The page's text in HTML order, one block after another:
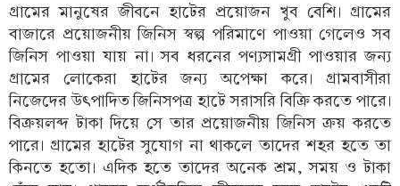
গ্রামের মানুষের জীবনে হাটের প্রয়োজন খুব বেশি। গ্রামের
বাজারে প্রয়োজনীয় জিনিস স্বল্প পরিমাণে পাওয়া গেলেও সব
জিনিস পাওয়া যায় না। সব ধরনের পণ্যসামগ্রী পাওয়ার জন্য
গ্রামের লোকেরা হাটের জন্য অপেক্ষা করে। গ্রামবাসীরা
নিজেদের উৎপাদিত জিনিসপত্র হাটে সরাসরি বিক্রি করতে পারে।
বিক্রয়লব্দ টাকা দিয়ে সে তার প্রয়োজনীয় জিনিস ক্রয় করতে
পারে। গ্রামের হাটের সুযোগ না থাকলে তাদের শহর হতে তা
কিনতে হতো। এদিক হতে তাদের অনেক শ্রম, সময় ও টাকা